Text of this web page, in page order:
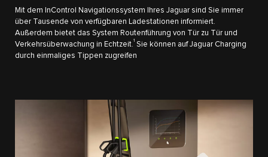
Mit dem InControl Navigationssystem Ihres Jaguar sind Sie immer
über Tausende von verfügbaren Ladestationen informiert.
Außerdem bietet das System Routenführung von Tür zu Tür und
Verkehrsüberwachung in Echtzeit.1 Sie können auf Jaguar Charging
durch einmaliges Tippen zugreifen